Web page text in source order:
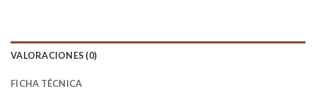
VALORACIONES (0)
FICHA TÉCNICA